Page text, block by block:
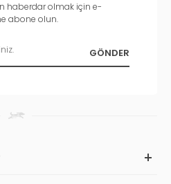
haberdar olmak için e-
abone olun.